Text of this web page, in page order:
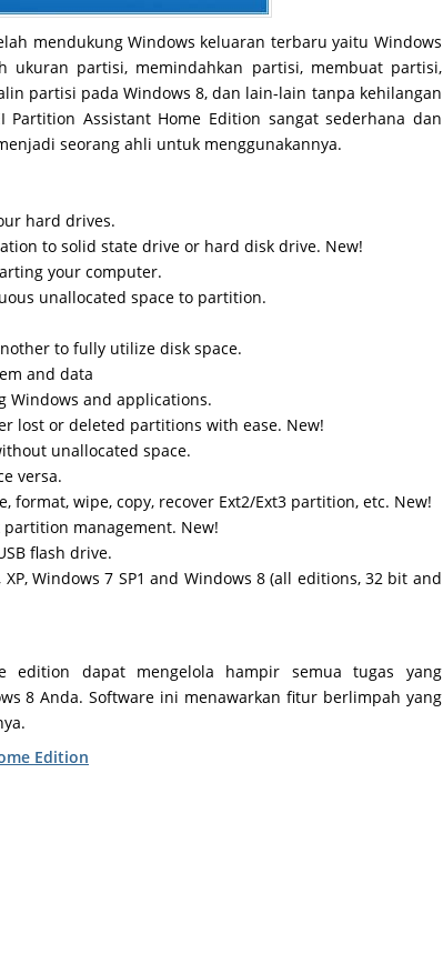
mendukung Windows keluaran terbaru yaitu Windows
ukuran partisi, memindahkan partisi, membuat partisi,
partisi pada Windows 8, dan lain-lain tanpa kehilangan
Assistant Home Edition sangat sederhana dan
seorang ahli untuk menggunakannya.
hard drives.
to solid state drive or hard disk drive. New!
your computer.
unallocated space to partition.
to fully utilize disk space.
and data
Windows and applications.
lost or deleted partitions with ease. New!
unallocated space.
versa.
format, wipe, copy, recover Ext2/Ext3 partition, etc. New!
management. New!
flash drive.
Windows 7 SP1 and Windows 8 (all editions, 32 bit and
edition dapat mengelola hampir semua tugas yang
8 Anda. Software ini menawarkan fitur berlimpah yang
Edition